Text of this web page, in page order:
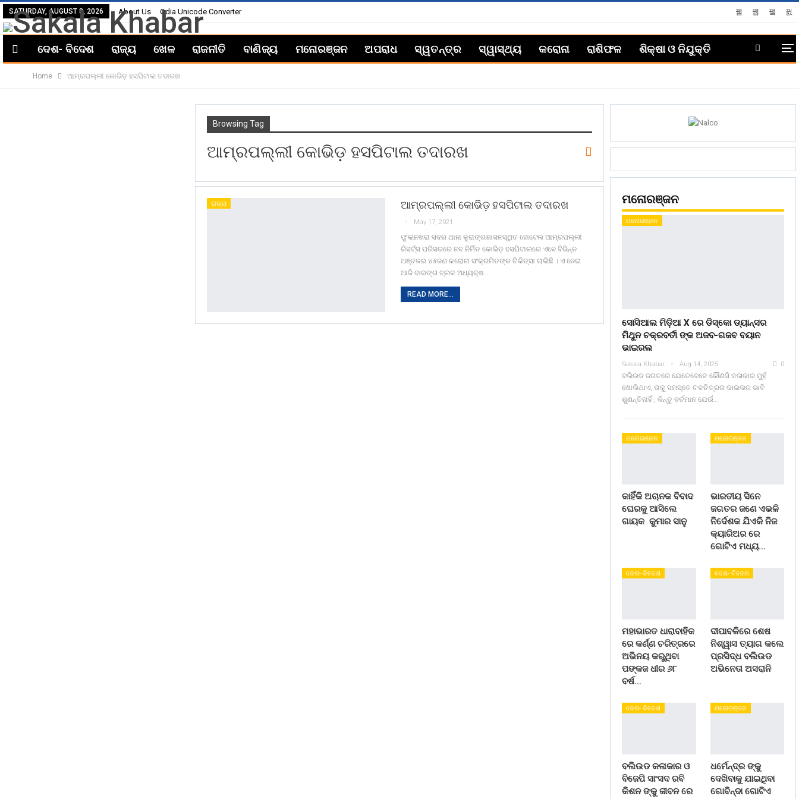
SATURDAY, AUGUST 8, 2026 About Us Odia Unicode Converter
ଦେଶ- ବିଦେଶ ରାଜ୍ୟ ଖେଳ ରାଜନୀତି ବାଣିଜ୍ୟ ମନୋରଞ୍ଜନ ଅପରାଧ ସ୍ୱତନ୍ତ୍ର ସ୍ୱାସ୍ଥ୍ୟ କରୋନା ରାଶିଫଳ ଶିକ୍ଷା ଓ ନିଯୁକ୍ତି
Home ଆମ୍ରପଲ୍ଲୀ କୋଭିଡ଼ ହସପିଟାଲ ତଦାରଖ
Browsing Tag
ଆମ୍ରପଲ୍ଲୀ କୋଭିଡ଼ ହସପିଟାଲ ତଦାରଖ
ରାଜ୍ୟ ଆମ୍ରପଲ୍ଲୀ କୋଭିଡ଼ ହସପିଟାଲ ତଦାରଖ
May 17, 2021
ଫୁଲନଖରା-ସଦର ଥାନା କୁରାଙ୍ଗଶାସନସ୍ଥିତ ହୋଟେଲ ଆମ୍ରପଲ୍ଲୀ
ରିସର୍ଟ୍ସ ପରିସରରେ ନବ ନିର୍ମିତ କୋଭିଡ଼ ହସପିଟାଲରେ ଏବେ ବିଭିନ୍ନ
ଅଞ୍ଚଳର ୪୫ଜଣ କରୋନା ସଂକ୍ରମିତଙ୍କ ଚିକିତ୍ସା ଚାଲିଛି । ଏ ନେଇ
ଆଜି ବାରଙ୍ଗ ବ୍ଲକ ଅଧ୍ୟକ୍ଷ…
READ MORE...
ମନୋରଞ୍ଜନ
ମନୋରଞ୍ଜନ
ସୋସିଆଲ ମିଡ଼ିଆ X ରେ ଡିସ୍କୋ ଡ୍ୟାନ୍ସର
ମିଥୁନ ଚକ୍ରବର୍ତୀ ଙ୍କ ଅଜବ-ଗଜବ ବୟାନ
ଭାଇରଲ
Sakala Khabar Aug 14, 2025 0
ବଲିଉଡ ଜଗତରେ ଯେତେବେଳେ କୌଣସି କଳାକାର ମୁହଁ
ଖୋଲିଥାଏ, ତାକୁ ସମସ୍ତେ ଚଳଚିତ୍ରର ଡାଇଲଗ ଭାବି
ଶୁଣନ୍ତିନାହିଁ , କିନ୍ତୁ ବର୍ତମାନ ଯେଉଁ…
ମନୋରଞ୍ଜନ
କାହିଁକି ଅଚାନକ ବିବାଦ
ଘେରକୁ ଆସିଲେ
ଗାୟକ କୁମାର ସାନୁ
ମନୋରଞ୍ଜନ
ଭାରତୀୟ ସିନେ
ଜଗତର ଜଣେ ଏଭଳି
ନିର୍ଦେଶକ ଯିଏକି ନିଜ
କ୍ୟାରିଅର ରେ
ଗୋଟିଏ ମଧ୍ୟ…
ଦେଶ- ବିଦେଶ
ମହାଭାରତ ଧାରାବାହିକ
ରେ କର୍ଣ୍ଣ ଚରିତ୍ରରେ
ଅଭିନୟ କରୁଥିବା
ପଙ୍କଜ ଧୀର ୬୮
ବର୍ଷ…
ଦେଶ- ବିଦେଶ
ଦୀପାବଳିରେ ଶେଷ
ନିଶ୍ୱାସ ତ୍ୟାଗ କଲେ
ପ୍ରସିଦ୍ଧ ବଲିଉଡ
ଅଭିନେତା ଅସରାନି
ଦେଶ- ବିଦେଶ
ବଲିଉଡ କଳାକାର ଓ
ବିଜେପି ସାଂସଦ ରବି
କିଶନ ଙ୍କୁ ଜୀବନ ରେ
ମନୋରଞ୍ଜନ
ଧର୍ମେନ୍ଦ୍ର ଙ୍କୁ
ଦେଖିବାକୁ ଯାଇଥିବା
ଗୋବିନ୍ଦା ଗୋଟିଏ